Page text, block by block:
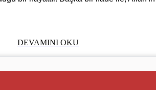
DEVAMINI OKU